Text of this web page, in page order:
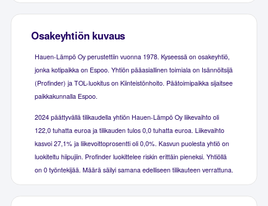
Osakeyhtiön kuvaus
Hauen-Lämpö Oy perustettiin vuonna 1978. Kyseessä on osakeyhtiö,
jonka kotipaikka on Espoo. Yhtiön pääasiallinen toimiala on Isännöitsijä
(Profinder) ja TOL-luokitus on Kiinteistönhoito. Päätoimipaikka sijaitsee
paikkakunnalla Espoo.
2024 päättyvällä tilikaudella yhtiön Hauen-Lämpö Oy liikevaihto oli
122,0 tuhatta euroa ja tilikauden tulos 0,0 tuhatta euroa. Liikevaihto
kasvoi 27,1% ja liikevoittoprosentti oli 0,0%. Kasvun puolesta yhtiö on
luokiteltu hiipujiin. Profinder luokittelee riskin erittäin pieneksi. Yhtiöllä
on 0 työntekijää. Määrä säilyi samana edelliseen tilikauteen verrattuna.